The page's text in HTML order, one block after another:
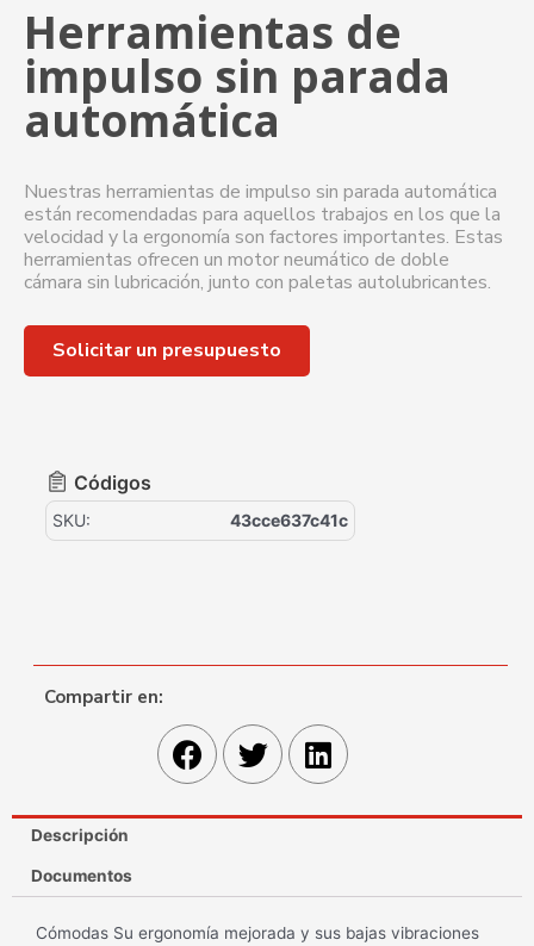
Herramientas de
impulso sin parada
automática
Nuestras herramientas de impulso sin parada automática
están recomendadas para aquellos trabajos en los que la
velocidad y la ergonomía son factores importantes. Estas
herramientas ofrecen un motor neumático de doble
cámara sin lubricación, junto con paletas autolubricantes.
Solicitar un presupuesto
Códigos
SKU: 43cce637c41c
Compartir en:
Descripción
Documentos
Cómodas Su ergonomía mejorada y sus bajas vibraciones